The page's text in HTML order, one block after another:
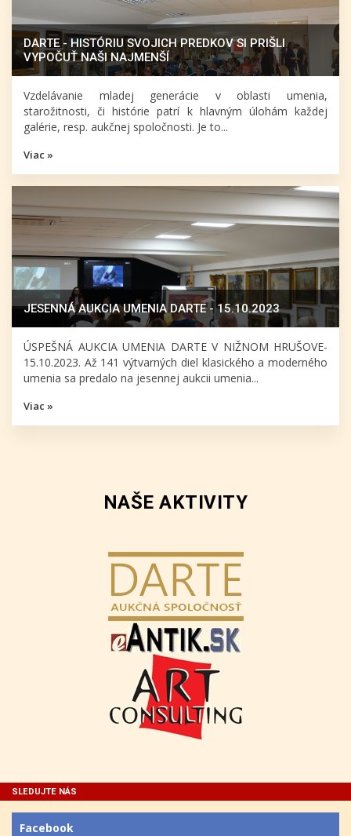
DARTE - HISTÓRIU SVOJICH PREDKOV SI PRIŠLI
VYPOČUŤ NAŠI NAJMENŠÍ
Vzdelávanie mladej generácie v oblasti umenia,
starožitnosti, či histórie patrí k hlavným úlohám každej
galérie, resp. aukčnej spoločnosti. Je to...
Viac »
JESENNÁ AUKCIA UMENIA DARTE - 15.10.2023
ÚSPEŠNÁ AUKCIA UMENIA DARTE V NIŽNOM HRUŠOVE-
15.10.2023. Až 141 výtvarných diel klasického a moderného
umenia sa predalo na jesennej aukcii umenia...
Viac »
NAŠE AKTIVITY
SLEDUJTE NÁS
Facebook